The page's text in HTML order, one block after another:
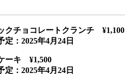
クチョコレートクランチ ¥1,100
定：2025年4月24日
ーキ ¥1,500
定：2025年4月24日